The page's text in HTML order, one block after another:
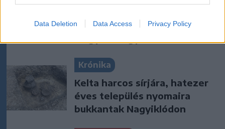
Data Deletion Data Access Privacy Policy
csúcsa, be kellene fejezni a
Krónika
Kelta harcos sírjára, hatezer
éves település nyomaira
bukkantak Nagyiklódon